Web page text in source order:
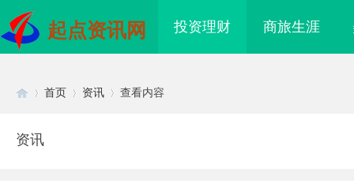
起点资讯网 投资理财 商旅生涯
首页 资讯 查看内容
资讯